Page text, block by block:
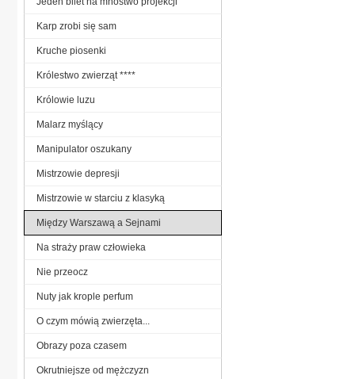
Karp zrobi się sam
Kruche piosenki
Królestwo zwierząt ****
Królowie luzu
Malarz myślący
Manipulator oszukany
Mistrzowie depresji
Mistrzowie w starciu z klasyką
Między Warszawą a Sejnami
Na straży praw człowieka
Nie przeocz
Nuty jak krople perfum
O czym mówią zwierzęta...
Obrazy poza czasem
Okrutniejsze od mężczyzn